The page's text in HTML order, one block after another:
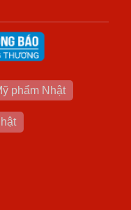
phẩm Nhật